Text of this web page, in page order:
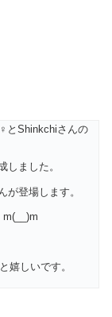
とShinkchiさんの
しました。
登場します。
嬉しいです。